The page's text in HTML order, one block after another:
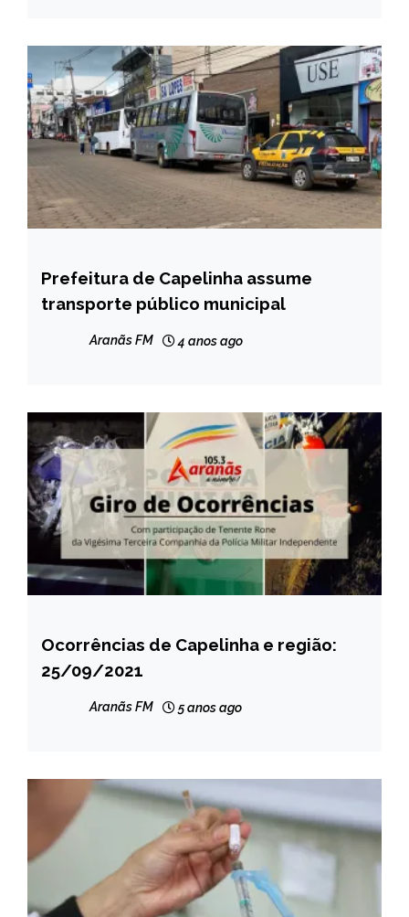
CAPELINHA
NOTÍCIAS
Prefeitura de Capelinha assume
transporte público municipal
Aranãs FM 4 anos ago
CAPELINHA
NOTÍCIAS
Ocorrências de Capelinha e região:
25/09/2021
Aranãs FM 5 anos ago